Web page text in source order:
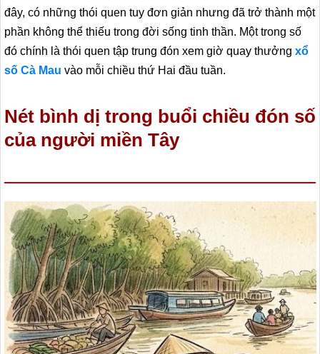
đây, có những thói quen tuy đơn giản nhưng đã trở thành một
phần không thể thiếu trong đời sống tinh thần. Một trong số
đó chính là thói quen tập trung đón xem giờ quay thưởng xổ
số Cà Mau vào mỗi chiều thứ Hai đầu tuần.
Nét bình dị trong buổi chiều đón số
của người miền Tây